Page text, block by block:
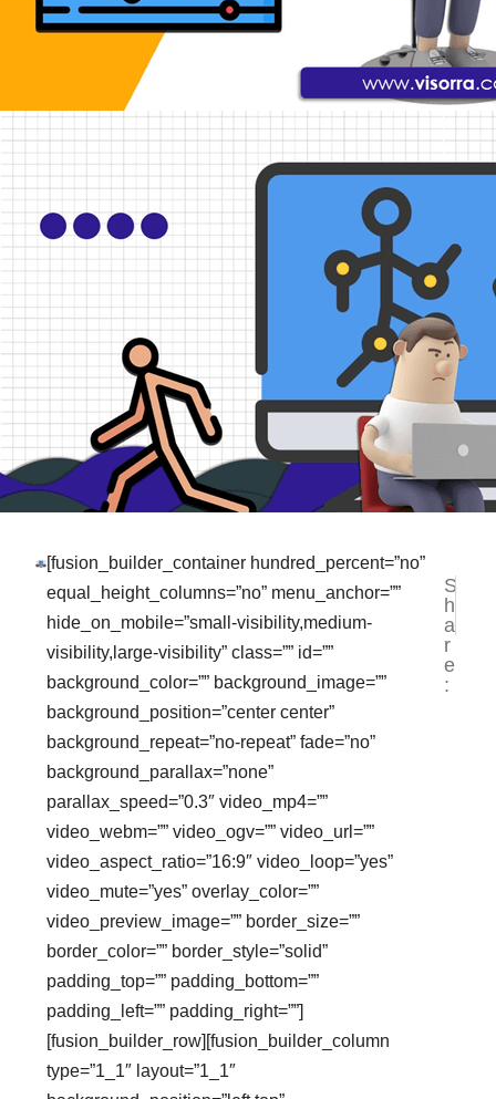
[fusion_builder_container hundred_percent=”no”
equal_height_columns=”no” menu_anchor=””
hide_on_mobile=”small-visibility,medium-
visibility,large-visibility” class=”” id=””
background_color=”” background_image=””
background_position=”center center”
background_repeat=”no-repeat” fade=”no”
background_parallax=”none”
parallax_speed=”0.3″ video_mp4=””
video_webm=”” video_ogv=”” video_url=””
video_aspect_ratio=”16:9″ video_loop=”yes”
video_mute=”yes” overlay_color=””
video_preview_image=”” border_size=””
border_color=”” border_style=”solid”
padding_top=”” padding_bottom=””
padding_left=”” padding_right=””]
[fusion_builder_row][fusion_builder_column
type=”1_1″ layout=”1_1″
S
h
a
r
e
:
NEXT
JASA